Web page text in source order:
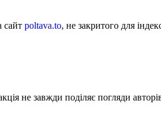
сайт poltava.to, не закритого для
не завжди поділяє погляди